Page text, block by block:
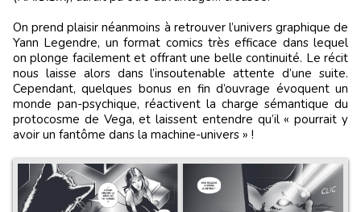
On prend plaisir néanmoins à retrouver l’univers graphique de
Yann Legendre, un format comics très efficace dans lequel
on plonge facilement et offrant une belle continuité. Le récit
nous laisse alors dans l’insoutenable attente d’une suite.
Cependant, quelques bonus en fin d’ouvrage évoquent un
monde pan-psychique, réactivent la charge sémantique du
protocosme de Vega, et laissent entendre qu’il « pourrait y
avoir un fantôme dans la machine-univers » !